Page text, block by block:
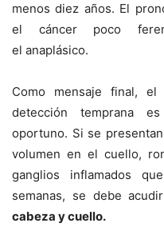
menos diez años. El
el cáncer poco
el anaplásico.
Como mensaje final,
detección temprana
oportuno. Si se
volumen en el cuello,
ganglios inflamados
semanas, se debe
cabeza y cuello.